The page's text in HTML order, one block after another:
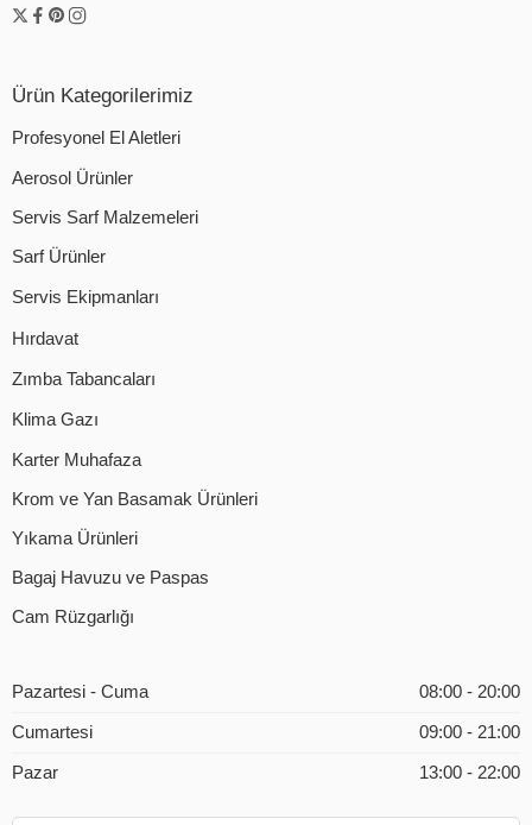
Ürün Kategorilerimiz
Profesyonel El Aletleri
Aerosol Ürünler
Servis Sarf Malzemeleri
Sarf Ürünler
Servis Ekipmanları
Hırdavat
Zımba Tabancaları
Klima Gazı
Karter Muhafaza
Krom ve Yan Basamak Ürünleri
Yıkama Ürünleri
Bagaj Havuzu ve Paspas
Cam Rüzgarlığı
Pazartesi - Cuma 08:00 - 20:00
Cumartesi 09:00 - 21:00
Pazar 13:00 - 22:00